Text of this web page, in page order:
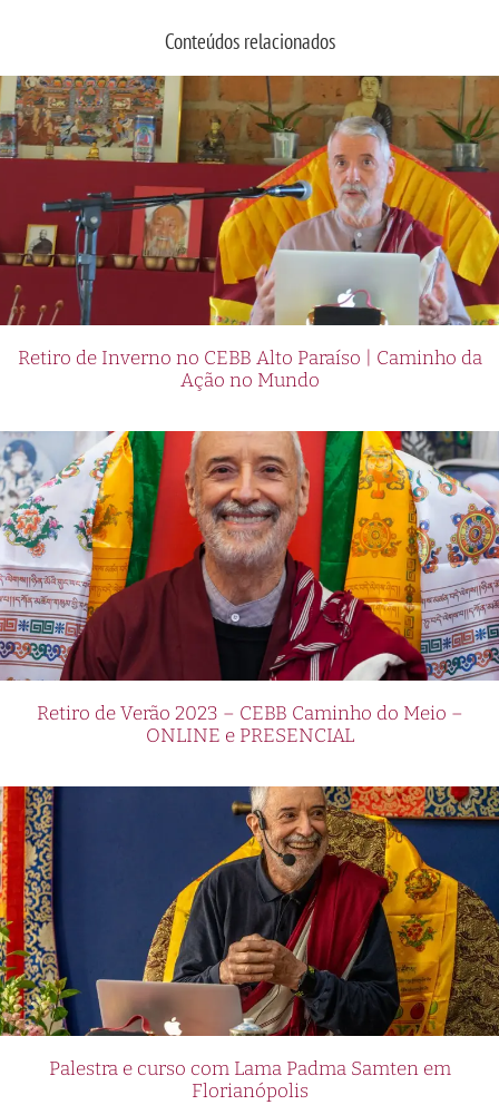
Conteúdos relacionados
Retiro de Inverno no CEBB Alto Paraíso | Caminho da
Ação no Mundo
Retiro de Verão 2023 – CEBB Caminho do Meio –
ONLINE e PRESENCIAL
Palestra e curso com Lama Padma Samten em
Florianópolis